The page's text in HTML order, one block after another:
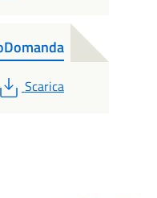
PDF
Scarica